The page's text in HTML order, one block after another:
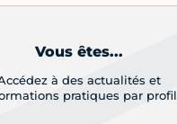
Vous êtes...
à des actualités et
pratiques par profil